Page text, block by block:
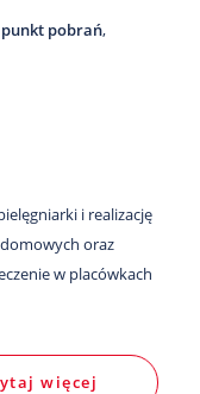
punkt pobrań,
i realizację
oraz
w placówkach
więcej